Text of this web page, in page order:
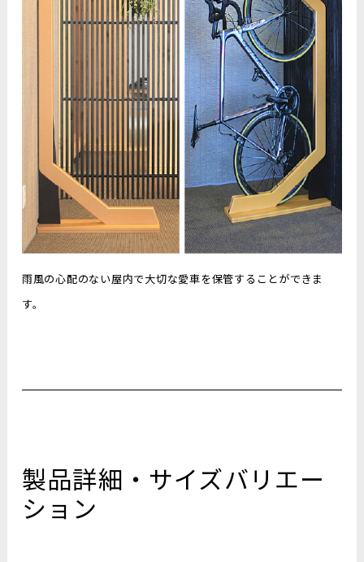
雨風の心配のない屋内で大切な愛車を保管することができま
す。
製品詳細・サイズバリエー
ション